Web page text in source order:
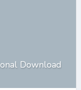
Download